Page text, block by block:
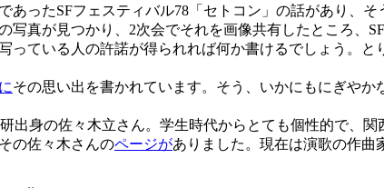
ったSFフェスティバル78「セトコン」の話があり、
写真が見つかり、2次会でそれを画像共有したところ、
っている人の許諾が得られれば何か書けるでしょう。
その思い出を書かれています。そう、いかにもにぎや
出身の佐々木立さん。学生時代からとても個性的で、
の佐々木さんのページがありました。現在は演歌の作曲